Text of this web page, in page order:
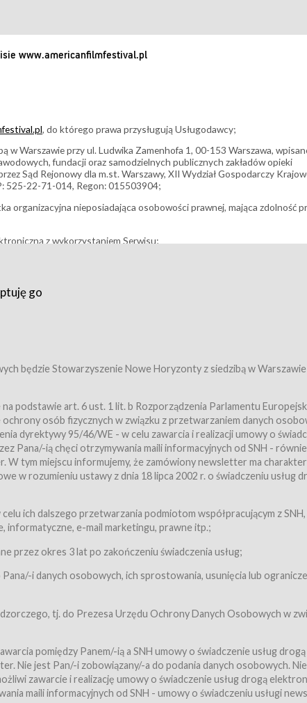
www.americanfilmfestival.pl
, do którego prawa przysługują Usługodawcy;
w Warszawie przy ul. Ludwika Zamenhofa 1, 00-153 Warszawa,
fundacji oraz samodzielnych publicznych zakładów opieki
Sąd Rejonowy dla m.st. Warszawy, XII Wydział Gospodarczy
525-22-71-014, Regon: 015503904;
organizacyjna nieposiadająca osobowości prawnej, mająca zdolność
z wykorzystaniem Serwisu;
z Usługodawcą i uprawniające do wzięcia udziału w Wydarzeniu,
z Usługodawcą i uprawniające do wzięcia udziału w Wydarzeniu,
uprawniające do uczestnictwa w wielu albo w pojedynczych seansach
Serwisie;
z zastrzeżeniem usług, o których mowa w ust. 2 pkt. 4 i 5 poniżej,
Usługobiorców będących osobami fizycznymi.
świadczy Usługi drogą elektroniczną w rozumieniu
(Dz.U. z 2002 r., Nr 144, poz. 1204, z późń. zm.). Usługi świadczone są
materiałów zamieszczanych w Serwisie,
i Biletów,
ustawy z dnia 18 lipca 2002 r. o świadczeniu usług drogą
są nieodpłatnie.
go
będzie Stowarzyszenie Nowe Horyzonty z siedzibą w
podstawie art. 6 ust. 1 lit. b Rozporządzenia Parlamentu
ochrony osób fizycznych w związku z przetwarzaniem danych
dyrektywy 95/46/WE - w celu zawarcia i realizacji umowy o
Pana/-ią chęci otrzymywania maili informacyjnych od SNH -
W tym miejscu informujemy, że zamówiony newsletter ma charakter
w rozumieniu ustawy z dnia 18 lipca 2002 r. o świadczeniu usług
ich dalszego przetwarzania podmiotom współpracującym z
informatyczne, e-mail marketingu, prawne itp.;
przez okres 3 lat po zakończeniu świadczenia usług;
i danych osobowych, ich sprostowania, usunięcia lub
tj. do Prezesa Urzędu Ochrony Danych Osobowych w
pomiędzy Panem/-ią a SNH umowy o świadczenie usług drogą
Nie jest Pan/-i zobowiązany/-a do podania danych osobowych.
zawarcie i realizację umowy o świadczenie usług drogą
maili informacyjnych od SNH - umowy o świadczeniu usługi